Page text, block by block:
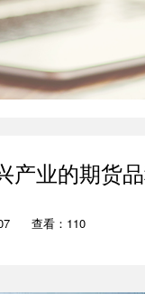
产业的期货
查看：110